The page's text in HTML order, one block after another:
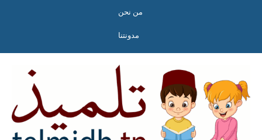
من نحن
مدونتنا